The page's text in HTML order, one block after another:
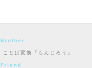
Brother
ことば変換『もんじろう』
Friend